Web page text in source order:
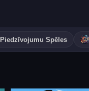
Piedzīvojumu Spēles